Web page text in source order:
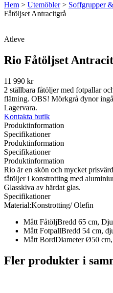
Hem > Utemöbler> Soffgrupper
Fåtöljset Antracitgrå
Atleve
Rio Fåtöljset
11 990 kr
2 ställbara fåtöljer med fotpallar
flätning. OBS! Mörkgrå dynor
Lagervara.
Kontakta butik
Produktinformation
Specifikationer
Produktinformation
Specifikationer
Produktinformation
Rio är en skön och mycket
fåtöljer i konstrotting med
Glasskiva av härdat glas.
Specifikationer
Material:Konstrotting/ Olefin
Mått FåtöljBredd 65 cm,
Mått FotpallBredd 54 cm,
Mått BordDiameter Ø50
Fler produkter i